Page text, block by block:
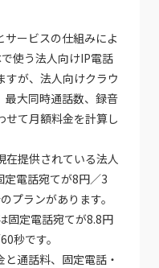
ービスの仕組みによ
使う法人向けIP電話
すが、法人向けクラウ
最大同時通話数、録音
せて月額料金を計算し
在提供されている法人
定電話宛てが8円／3
プランがあります。
固定電話宛てが8.8円
秒です。
通話料、固定電話・